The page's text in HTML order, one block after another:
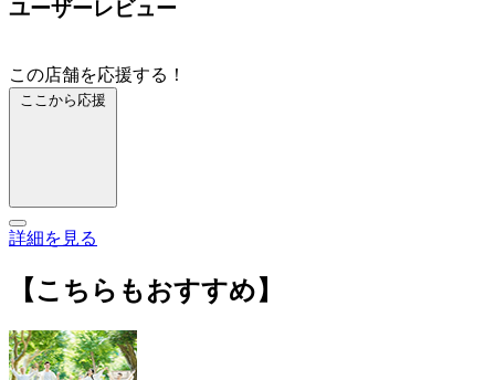
ユーザーレビュー
この店舗を応援する！
ここから応援
詳細を見る
【こちらもおすすめ】